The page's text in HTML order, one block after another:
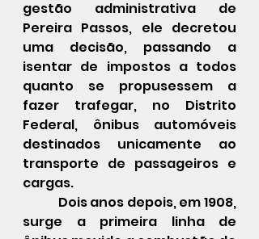
Pereira Passos, ele decretou
uma decisão, passando a
isentar de impostos a todos
quanto se propusessem a
fazer trafegar, no Distrito
Federal, ônibus automóveis
destinados unicamente ao
transporte de passageiros e
cargas.
            Dois anos depois, em
1908,
surge a primeira linha de